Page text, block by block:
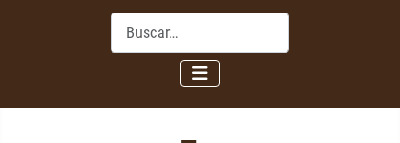
Buscar